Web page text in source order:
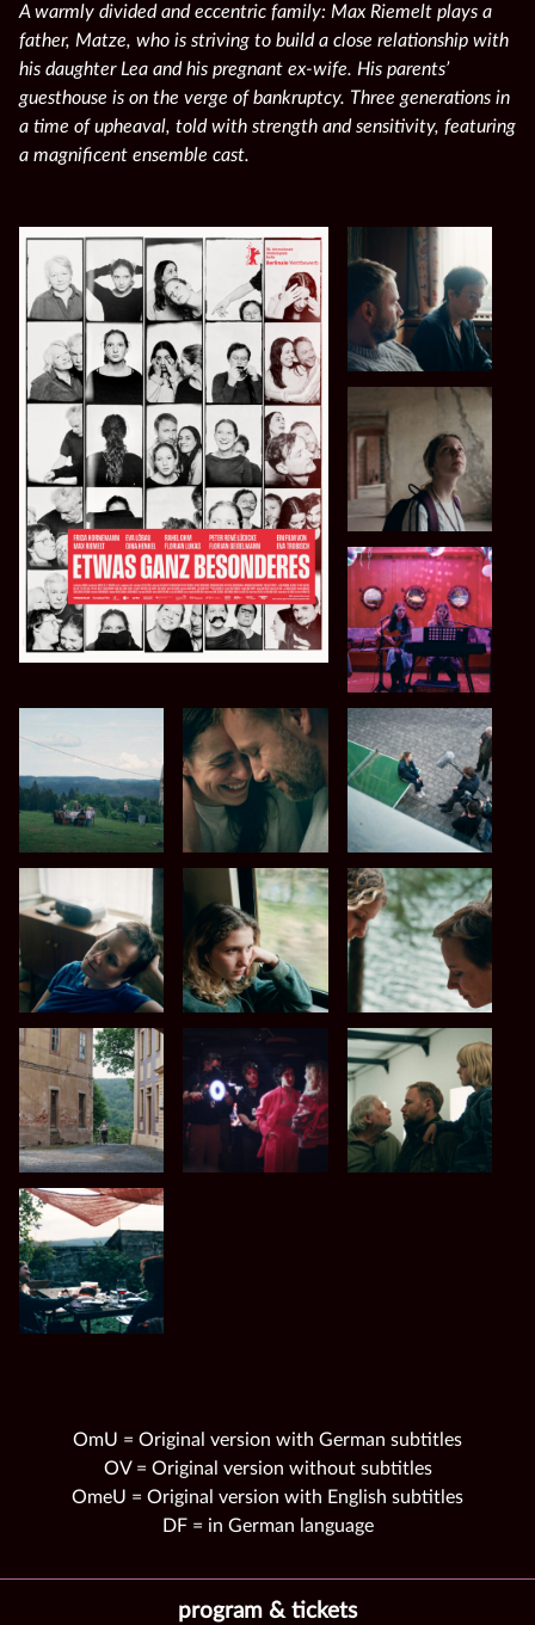
A warmly divided and eccentric family: Max Riemelt plays a
father, Matze, who is striving to build a close relationship with
his daughter Lea and his pregnant ex-wife. His parents’
guesthouse is on the verge of bankruptcy. Three generations in
a time of upheaval, told with strength and sensitivity, featuring
a magnificent ensemble cast.
OmU = Original version with German subtitles
OV = Original version without subtitles
OmeU = Original version with English subtitles
DF = in German language
program & tickets